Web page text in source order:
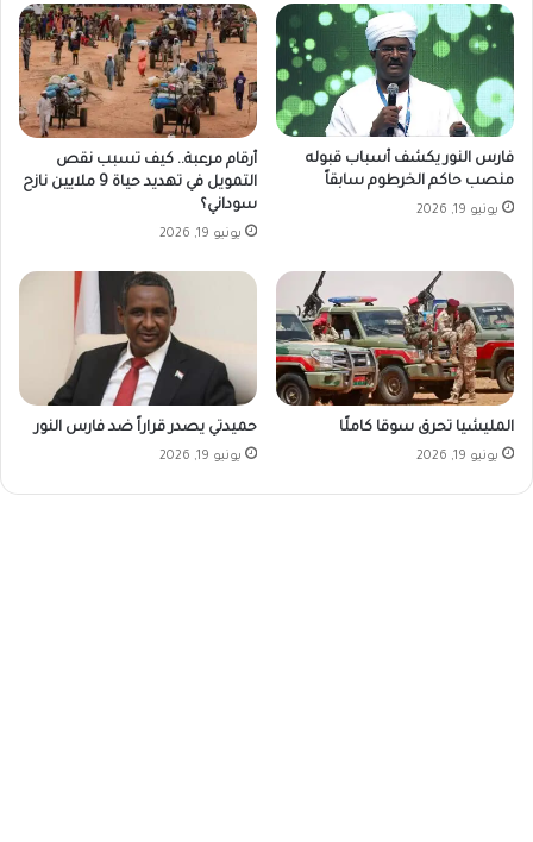
فارس النور يكشف أسباب قبوله
منصب حاكم الخرطوم سابقاً
يونيو 19, 2026
أرقام مرعبة.. كيف تسبب نقص
التمويل في تهديد حياة 9 ملايين نازح
سوداني؟
يونيو 19, 2026
المليشيا تحرق سوقا كاملًا
يونيو 19, 2026
حميدتي يصدر قراراً ضد فارس النور
يونيو 19, 2026